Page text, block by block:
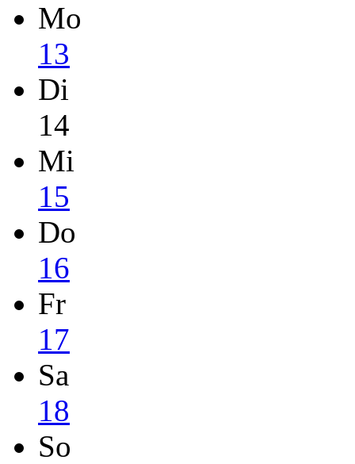
Mo
13
Di
14
Mi
15
Do
16
Fr
17
Sa
18
So